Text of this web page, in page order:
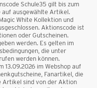
Schule35 gilt bis zum
auf ausgewählte Artikel.
White Kollektion und
Aktionscode ist
oder Gutscheinen.
werden. Es gelten im
die unter
werden können.
13.09.2026 im Webshop auf
Fanartikel, die
Artikel sind von der Aktion